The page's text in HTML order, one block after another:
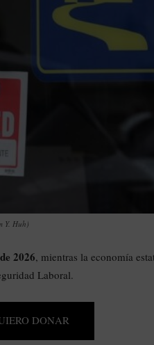
Y. Huh)
2026, mientras la economía
Laboral.
DONAR